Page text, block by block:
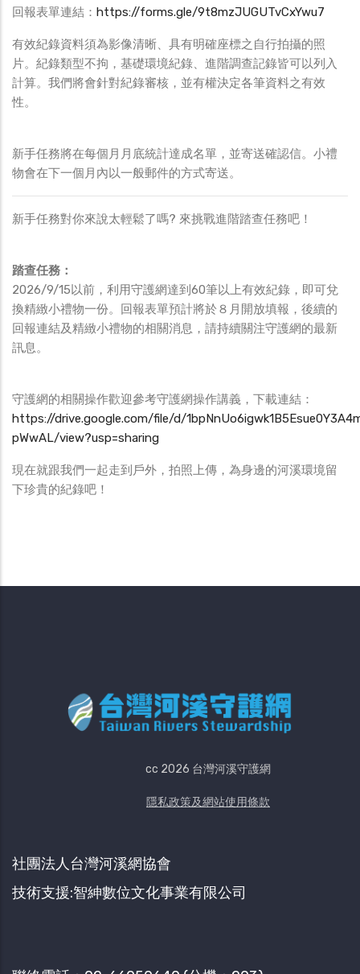
回報表單連結： https://forms.gle/9t8mzJUGUTvCxYwu7
有效紀錄資料須為影像清晰、具有明確座標之自行拍攝的照
片。紀錄類型不拘，基礎環境紀錄、進階調查記錄皆可以列入
計算。我們將會針對紀錄審核，並有權決定各筆資料之有效
性。
新手任務將在每個月月底統計達成名單，並寄送確認信。小禮
物會在下一個月內以一般郵件的方式寄送。
新手任務對你來說太輕鬆了嗎? 來挑戰進階踏查任務吧！
踏查任務：
2026/9/15以前，利用守護網達到60筆以上有效紀錄，即可兌
換精緻小禮物一份。回報表單預計將於８月開放填報，後續的
回報連結及精緻小禮物的相關消息，請持續關注守護網的最新
訊息。
守護網的相關操作歡迎參考守護網操作講義，下載連結：
https://drive.google.com/file/d/
pWwAL/view?usp=sharing
現在就跟我們一起走到戶外，拍照上傳，為身邊的河溪環境留
下珍貴的紀錄吧！
cc 2026 台灣河溪守護網
隱私政策及網站使用條款
社團法人台灣河溪網協會
技術支援:智紳數位文化事業有限公司